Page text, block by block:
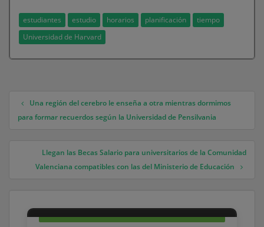
estudiantes estudio horarios planificación
tiempo
Universidad de Harvard
Navegación de entradas
Una región del cerebro le enseña a otra mientras dormimos
para formar recuerdos según la Universidad de Pensilvania
Llegan las Becas Salario para universitarios de la Comunidad
Valenciana compatibles con las del Ministerio de Educación